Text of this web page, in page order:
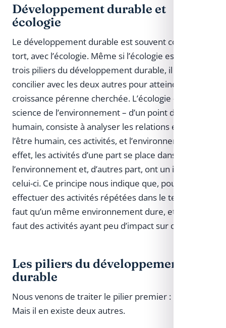
Développement durable et
écologie
Le développement durable est souvent confondu, à
tort, avec l’écologie. Même si l’écologie est l’un des
trois piliers du développement durable, il reste à
concilier avec les deux autres pour atteindre la
croissance pérenne cherchée. L’écologie – ou la
science de l’environnement – d’un point de vue
humain, consiste à analyser les relations entre
l’être humain, ces activités, et l’environnement. En
effet, les activités d’une part se place dans
l’environnement et, d’autres part, ont un impact sur
celui-ci. Ce principe nous indique que, pour
effectuer des activités répétées dans le temps, il
faut qu’un même environnement dure, et donc il
faut des activités ayant peu d’impact sur celui-ci.
Les piliers du développement
durable
Nous venons de traiter le pilier premier : l’écologie.
Mais il en existe deux autres.